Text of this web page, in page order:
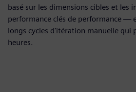
basé sur les dimensions cibles et les
performance clés de performance —
longs cycles d'itération manuelle qui
heures.